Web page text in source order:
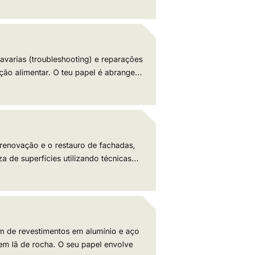
(troubleshooting) e reparações
alimentar. O teu papel é abrange...
e o restauro de fachadas,
de superfícies utilizando técnicas...
de revestimentos em alumínio e aço
lã de rocha. O seu papel envolve